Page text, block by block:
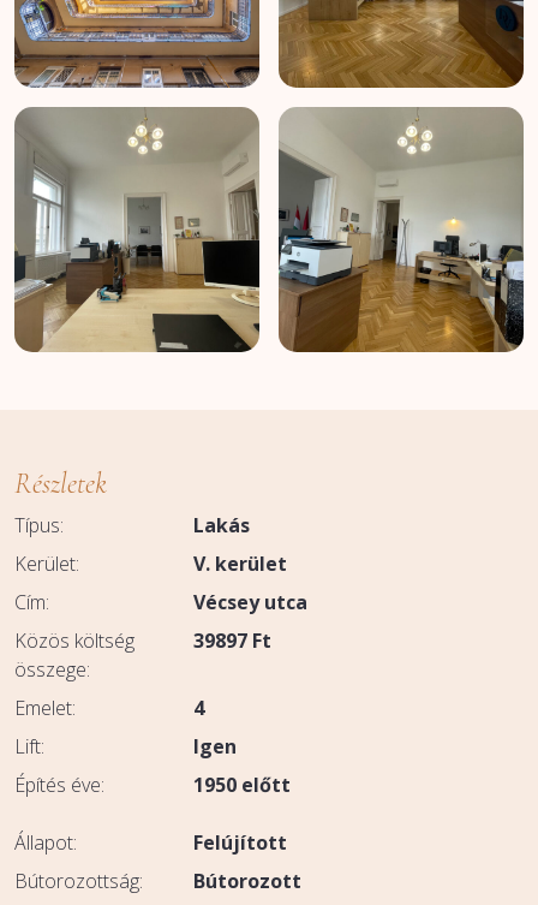
Részletek
Típus:
Lakás
Kerület:
V. kerület
Cím:
Vécsey utca
Közös költség
összege:
39897 Ft
Emelet:
4
Lift:
Igen
Építés éve:
1950 előtt
Állapot:
Felújított
Bútorozottság:
Bútorozott